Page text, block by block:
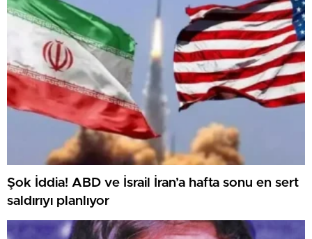
Şok İddia! ABD ve İsrail İran’a hafta sonu en sert
saldırıyı planlıyor